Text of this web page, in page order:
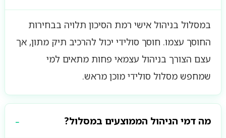
במסלול בניהול אישי רמת הסיכון תלויה בבחירות
החוסך עצמו. חוסך סולידי יכול להרכיב תיק מתון, אך
עצם הצורך בניהול עצמאי פחות מתאים למי
שמחפש מסלול סולידי מוכן מראש.
מה דמי הניהול הממוצעים במסלול?